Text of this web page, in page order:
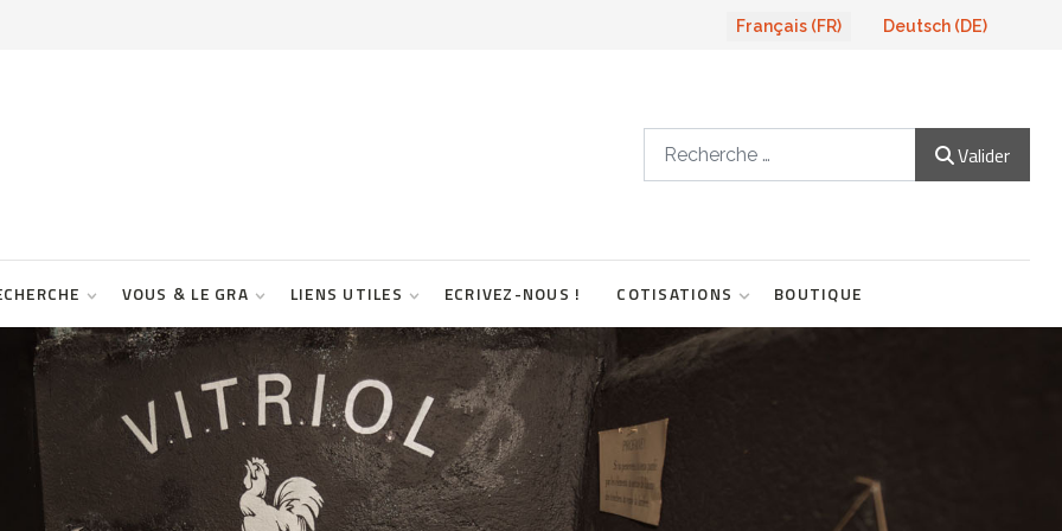
Sélectionnez votre langue
Français (FR) Deutsch (DE)
Valider
VOUS & LE GRA LIENS UTILES ECRIVEZ-NOUS ! COTISATIONS BOUTIQUE